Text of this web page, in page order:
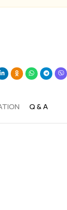
Q & A